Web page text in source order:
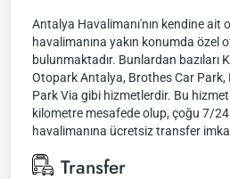
Antalya Havalimanı'nın kendine ait
havalimanına yakın konumda özel
bulunmaktadır. Bunlardan bazıları
Otopark Antalya, Brothes Car Park,
Park Via gibi hizmetlerdir. Bu
kilometre mesafede olup, çoğu 7/
havalimanına ücretsiz transfer
Transfer